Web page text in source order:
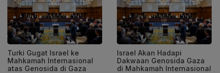
Turki Gugat Israel ke
Mahkamah Internasional
atas Genosida di Gaza
Israel Akan Hadapi
Dakwaan Genosida Gaza
di Mahkamah Internasional